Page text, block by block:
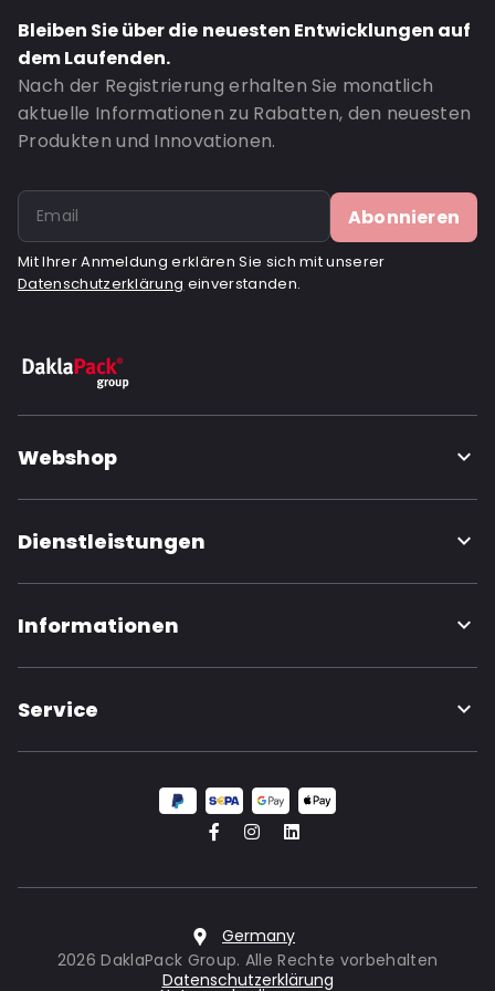
Content in ml: 14000
Header: 100
Bottom gusset: 85
Bestell-ID: 359
Bleiben Sie über die neuesten Entwicklungen auf
dem Laufenden.
Nach der Registrierung erhalten Sie monatlich
aktuelle Informationen zu Rabatten, den neuesten
Produkten und Innovationen.
Abonnieren
Mit Ihrer Anmeldung erklären Sie sich mit unserer
Datenschutzerklärung einverstanden.
Webshop
Dienstleistungen
Informationen
Service
Germany
2026 DaklaPack Group. Alle Rechte vorbehalten
Datenschutzerklärung